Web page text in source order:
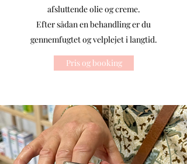
afsluttende olie og creme.
Efter sådan en behandling er du
gennemfugtet og velplejet i langtid.
Pris og booking